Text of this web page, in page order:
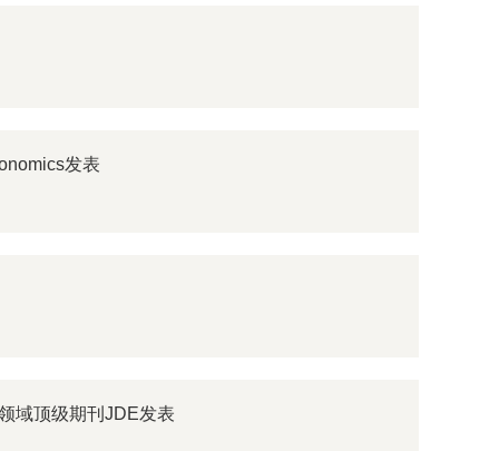
发表
域顶级期刊JDE发表